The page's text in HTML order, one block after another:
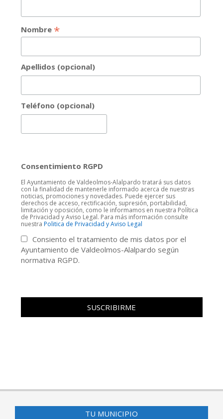
Nombre *
Apellidos (opcional)
Teléfono (opcional)
Consentimiento RGPD
El Ayuntamiento de Valdeolmos-Alalpardo tratará sus datos
con la finalidad de mantenerle informado acerca de nuestras
noticias, promociones y novedades. Puede ejercer sus
derechos de acceso, rectificación, supresión, portabilidad,
limitación y oposición, como le informamos en nuestra Política
de Privacidad y Aviso Legal. Para más información consulte
nuestra Politica de Privacidad y Aviso Legal
Consiento el tratamiento de mis datos por el
Ayuntamiento de Valdeolmos-Alalpardo según
normativa RGPD.
TU MUNICIPIO